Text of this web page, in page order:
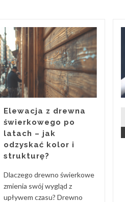
Elewacja z drewna
świerkowego po
latach – jak
odzyskać kolor i
strukturę?
Dlaczego drewno świerkowe
zmienia swój wygląd z
upływem czasu? Drewno